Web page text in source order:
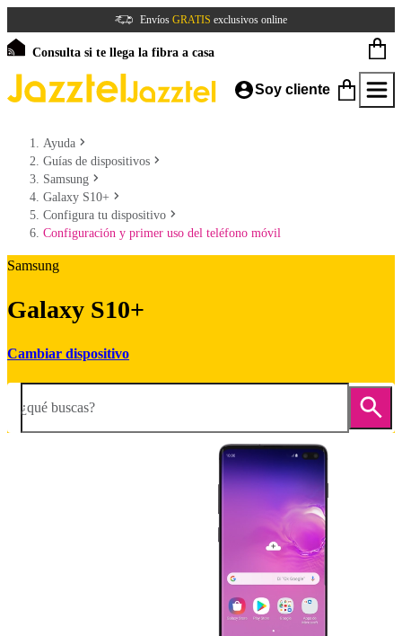
Envíos GRATIS exclusivos online
Consulta si te llega la fibra a casa
Soy cliente
Ayuda
Guías de dispositivos
Samsung
Galaxy S10+
Configura tu dispositivo
Configuración y primer uso del teléfono móvil
Samsung
Galaxy S10+
Cambiar dispositivo
¿qué buscas?